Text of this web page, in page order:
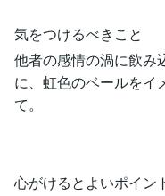
気をつけるべきこと
他者の感情の渦に飲み
に、虹色のベールをイ
て。
心がけるとよいポイン